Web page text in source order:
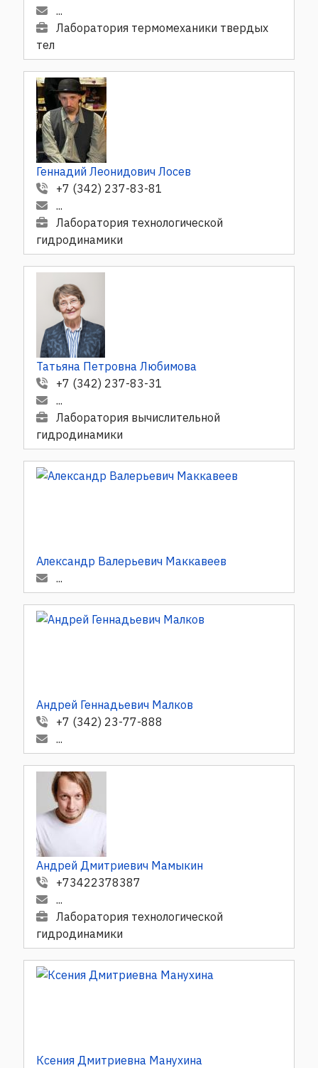
...
Лаборатория термомеханики твердых
тел
Геннадий Леонидович Лосев
+7 (342) 237-83-81
...
Лаборатория технологической
гидродинамики
Татьяна Петровна Любимова
+7 (342) 237-83-31
...
Лаборатория вычислительной
гидродинамики
Александр Валерьевич Маккавеев
...
Андрей Геннадьевич Малков
+7 (342) 23-77-888
...
Андрей Дмитриевич Мамыкин
+73422378387
...
Лаборатория технологической
гидродинамики
Ксения Дмитриевна Манухина